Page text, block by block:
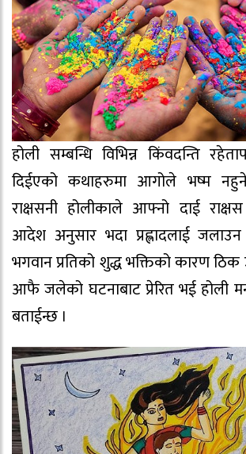
होली सम्बन्धि विभिन्न किंवदन्ति
दिईएको कथाहरुमा आगोले भष्म
राक्षसनी होलीकाले आफ्नो दाई
आदेश अनुसार भदा प्रह्लादलाई जलाउन
भगवान प्रतिको शुद्ध भक्तिको कारण ठिक
आफै जलेको घटनाबाट प्रेरित भई होली
बताईन्छ ।